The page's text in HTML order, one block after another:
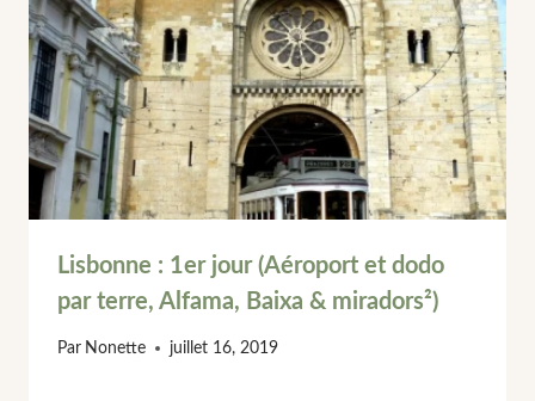
Lisbonne : 1er jour (Aéroport et dodo
par terre, Alfama, Baixa & miradors²)
Par Nonette juillet 16, 2019